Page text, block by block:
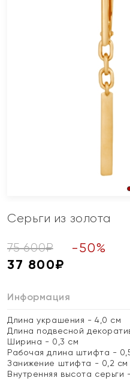
Серьги из золота
75 600₽ -50%
37 800₽
Информация
Длина украшения - 4,0 см
Длина подвесной
Ширина - 0,3 см
Рабочая длина штифта -
Занижение штифта - 0,2 см
Внутренняя высота серьги